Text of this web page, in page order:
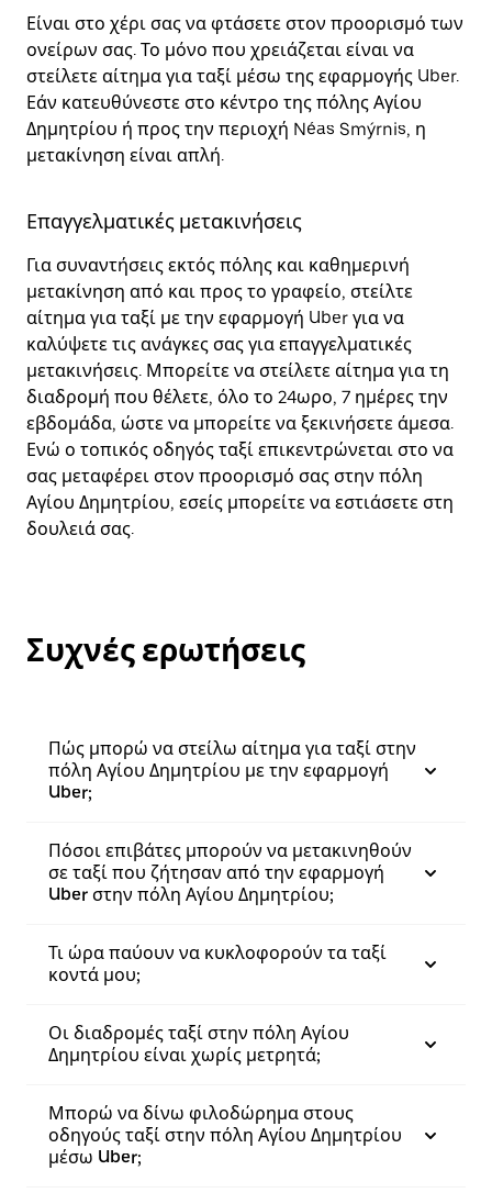
Είναι στο χέρι σας να φτάσετε στον προορισμό των
ονείρων σας. Το μόνο που χρειάζεται είναι να
στείλετε αίτημα για ταξί μέσω της εφαρμογής Uber.
Εάν κατευθύνεστε στο κέντρο της πόλης Αγίου
Δημητρίου ή προς την περιοχή Néas Smýrnis, η
μετακίνηση είναι απλή.
Επαγγελματικές μετακινήσεις
Για συναντήσεις εκτός πόλης και καθημερινή
μετακίνηση από και προς το γραφείο, στείλτε
αίτημα για ταξί με την εφαρμογή Uber για να
καλύψετε τις ανάγκες σας για επαγγελματικές
μετακινήσεις. Μπορείτε να στείλετε αίτημα για τη
διαδρομή που θέλετε, όλο το 24ωρο, 7 ημέρες την
εβδομάδα, ώστε να μπορείτε να ξεκινήσετε άμεσα.
Ενώ ο τοπικός οδηγός ταξί επικεντρώνεται στο να
σας μεταφέρει στον προορισμό σας στην πόλη
Αγίου Δημητρίου, εσείς μπορείτε να εστιάσετε στη
δουλειά σας.
Συχνές ερωτήσεις
Πώς μπορώ να στείλω αίτημα για ταξί στην
πόλη Αγίου Δημητρίου με την εφαρμογή
Uber;
Πόσοι επιβάτες μπορούν να μετακινηθούν
σε ταξί που ζήτησαν από την εφαρμογή
Uber στην πόλη Αγίου Δημητρίου;
Τι ώρα παύουν να κυκλοφορούν τα ταξί
κοντά μου;
Οι διαδρομές ταξί στην πόλη Αγίου
Δημητρίου είναι χωρίς μετρητά;
Μπορώ να δίνω φιλοδώρημα στους
οδηγούς ταξί στην πόλη Αγίου Δημητρίου
μέσω Uber;